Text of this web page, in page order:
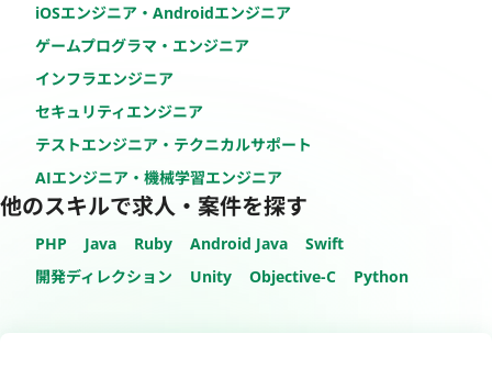
iOSエンジニア・Androidエンジニア
ゲームプログラマ・エンジニア
インフラエンジニア
セキュリティエンジニア
テストエンジニア・テクニカルサポート
AIエンジニア・機械学習エンジニア
他のスキルで求人・案件を探す
PHP Java Ruby Android Java
Swift
開発ディレクション
Unity Objective-C Python